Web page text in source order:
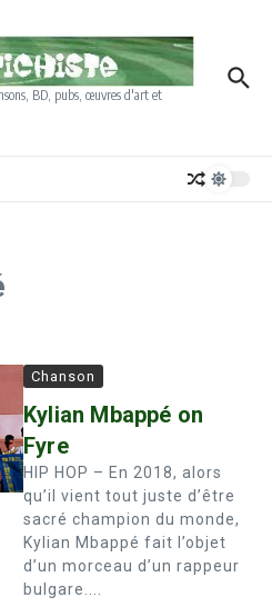
BD, pubs, œuvres d'art et
Chanson
Kylian Mbappé on
Fyre
HIP HOP – En 2018, alors
qu’il vient tout juste d’être
sacré champion du monde,
Kylian Mbappé fait l’objet
d’un morceau d’un rappeur
bulgare....